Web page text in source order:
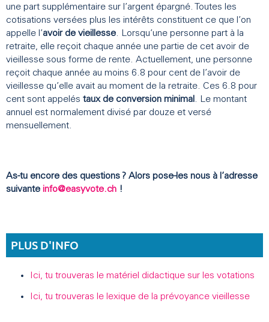
une part supplémentaire sur l’argent épargné. Toutes les
cotisations versées plus les intérêts constituent ce que l’on
appelle l’avoir de vieillesse. Lorsqu’une personne part à la
retraite, elle reçoit chaque année une partie de cet avoir de
vieillesse sous forme de rente. Actuellement, une personne
reçoit chaque année au moins 6.8 pour cent de l’avoir de
vieillesse qu’elle avait au moment de la retraite. Ces 6.8 pour
cent sont appelés taux de conversion minimal . Le montant
annuel est normalement divisé par douze et versé
mensuellement.
As-tu encore des questions ? Alors pose-les nous à l’adresse
suivante info@easyvote.ch !
PLUS D'INFO
Ici, tu trouveras le matériel didactique sur les votations
Ici, tu trouveras le lexique de la prévoyance vieillesse